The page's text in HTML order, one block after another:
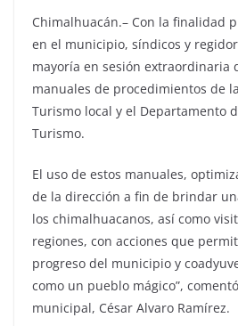
Chimalhuacán.– Con la finalidad
en el municipio, síndicos y
mayoría en sesión extraordinaria
manuales de procedimientos de
Turismo local y el Departamento
Turismo.
El uso de estos manuales,
de la dirección a fin de brindar
los chimalhuacanos, así como
regiones, con acciones que
progreso del municipio y
como un pueblo mágico”,
municipal, César Alvaro Ramírez.